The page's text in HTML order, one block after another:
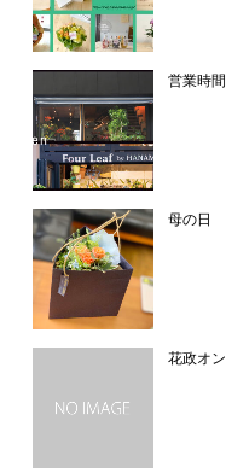
営業時
母の日
花政オ